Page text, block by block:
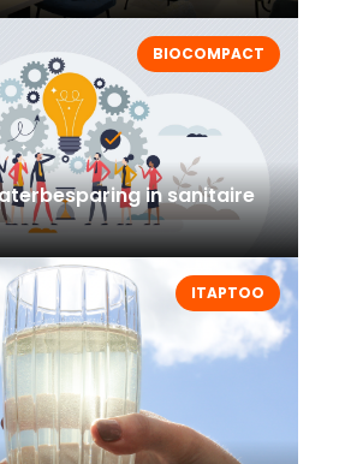
BIOCOMPACT
in sanitaire
ITAPTOO